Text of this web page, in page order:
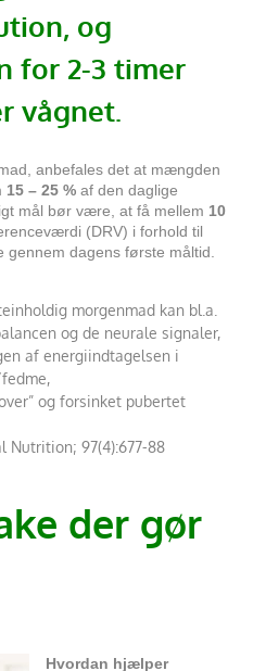
og
for 2-3 timer
vågnet.
anbefales det at mængden
15 – 25 % af den daglige
mål bør være, at få mellem 10
(DRV) i forhold til
gennem dagens første måltid.
morgenmad kan bl.a.
og de neurale signaler,
af energiindtagelsen i
og forsinket pubertet
Nutrition; 97(4):677-88
der gør
Hvordan hjælper